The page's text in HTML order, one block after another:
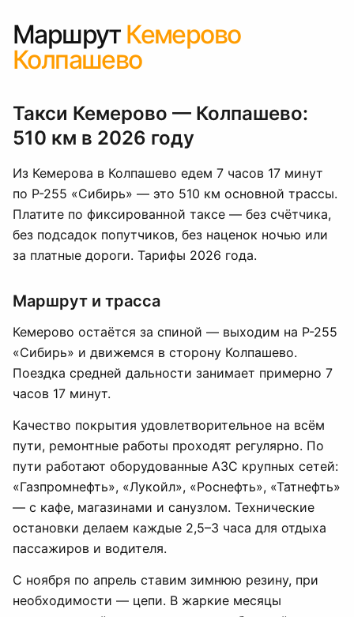
Маршрут Кемерово
Колпашево
Такси Кемерово — Колпашево:
510 км в 2026 году
Из Кемерова в Колпашево едем 7 часов 17 минут
по Р-255 «Сибирь» — это 510 км основной трассы.
Платите по фиксированной таксе — без счётчика,
без подсадок попутчиков, без наценок ночью или
за платные дороги. Тарифы 2026 года.
Маршрут и трасса
Кемерово остаётся за спиной — выходим на Р-255
«Сибирь» и движемся в сторону Колпашево.
Поездка средней дальности занимает примерно 7
часов 17 минут.
Качество покрытия удовлетворительное на всём
пути, ремонтные работы проходят регулярно. По
пути работают оборудованные АЗС крупных сетей:
«Газпромнефть», «Лукойл», «Роснефть», «Татнефть»
— с кафе, магазинами и санузлом. Технические
остановки делаем каждые 2,5–3 часа для отдыха
пассажиров и водителя.
С ноября по апрель ставим зимнюю резину, при
необходимости — цепи. В жаркие месяцы